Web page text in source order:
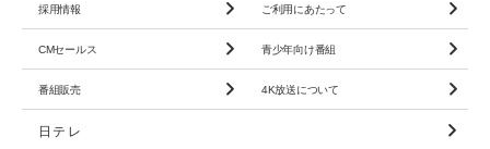
採用情報
CMセールス
番組販売
ご利用にあたって
青少年向け番組
4K放送について
日テレ